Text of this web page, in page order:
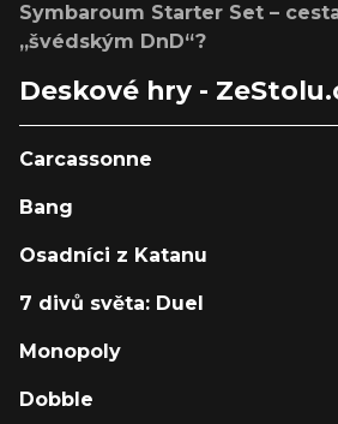
Symbaroum Starter Set –
„švédským DnD“?
Deskové hry -
Carcassonne
Bang
Osadníci z Katanu
7 divů světa: Duel
Monopoly
Dobble